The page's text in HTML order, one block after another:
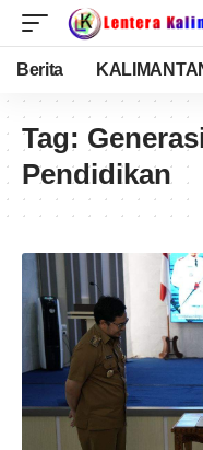
Berita
Tag:
Pendidikan